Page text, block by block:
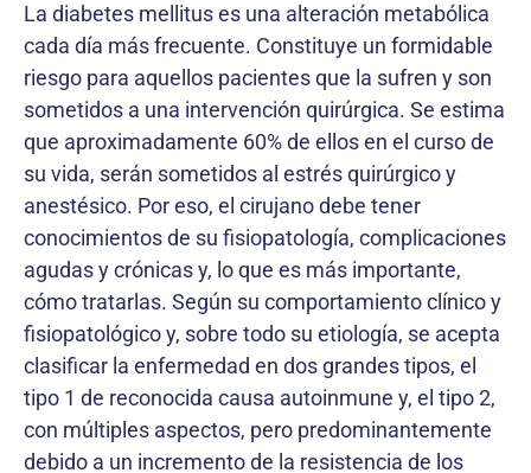
La diabetes mellitus es una alteración metabólica
cada día más frecuente. Constituye un formidable
riesgo para aquellos pacientes que la sufren y son
sometidos a una intervención quirúrgica. Se estima
que aproximadamente 60% de ellos en el curso de
su vida, serán sometidos al estrés quirúrgico y
anestésico. Por eso, el cirujano debe tener
conocimientos de su fisiopatología, complicaciones
agudas y crónicas y, lo que es más importante,
cómo tratarlas. Según su comportamiento clínico y
fisiopatológico y, sobre todo su etiología, se acepta
clasificar la enfermedad en dos grandes tipos, el
tipo 1 de reconocida causa autoinmune y, el tipo 2,
con múltiples aspectos, pero predominantemente
debido a un incremento de la resistencia de los